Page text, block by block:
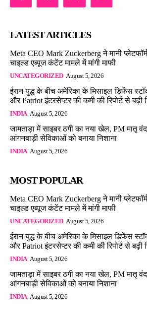
LATEST ARTICLES
Meta CEO Mark Zuckerberg ने मानी
चाइल्ड एब्यूज कंटेंट मामले में मांगी माफी
UNCATEGORIZED August 5, 2026
ईरान युद्ध के बीच अमेरिका के मिसाइल डिफेंस
और Patriot इंटरसेप्टर की कमी की रिपोर्ट से बढ़ी
INDIA August 5, 2026
जामताड़ा में साइबर ठगी का नया खेल, PM मातृ
आंगनबाड़ी सेविकाओं को बनाया निशाना
INDIA August 5, 2026
MOST POPULAR
Meta CEO Mark Zuckerberg ने मानी
चाइल्ड एब्यूज कंटेंट मामले में मांगी माफी
UNCATEGORIZED August 5, 2026
ईरान युद्ध के बीच अमेरिका के मिसाइल डिफेंस
और Patriot इंटरसेप्टर की कमी की रिपोर्ट से बढ़ी
INDIA August 5, 2026
जामताड़ा में साइबर ठगी का नया खेल, PM मातृ
आंगनबाड़ी सेविकाओं को बनाया निशाना
INDIA August 5, 2026